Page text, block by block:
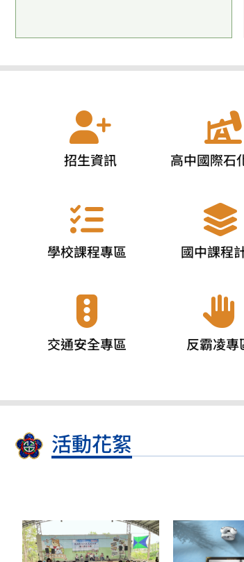
招生資訊 高中國際石
學校課程專區 國中課程
交通安全專區 反霸凌專
活動花絮